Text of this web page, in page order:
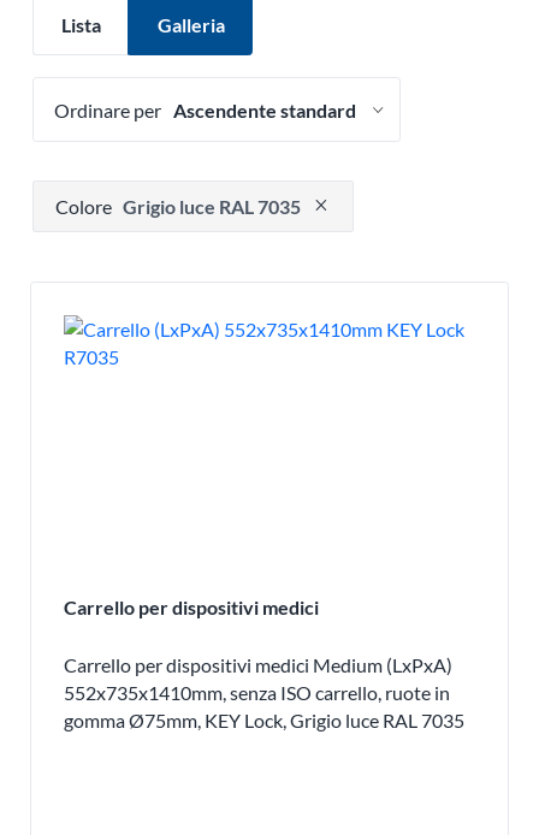
Lista Galleria
Ordinare per
Premere per rimuovere l'opzione filtro
Colore Grigio luce RAL 7035
Carrello per dispositivi medici
Carrello per dispositivi medici Medium (LxPxA)
552x735x1410mm, senza ISO carrello, ruote in
gomma Ø75mm, KEY Lock, Grigio luce RAL 7035